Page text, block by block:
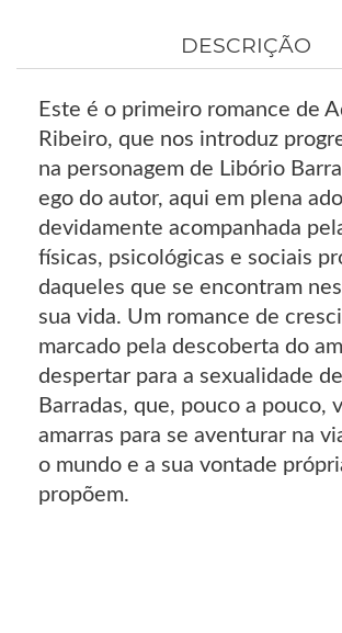
DESCRIÇÃO
Este é o primeiro romance de
Ribeiro, que nos introduz
na personagem de Libório
ego do autor, aqui em plena
devidamente acompanhada
físicas, psicológicas e sociais
daqueles que se encontram
sua vida. Um romance de
marcado pela descoberta do
despertar para a sexualidade
Barradas, que, pouco a pouco,
amarras para se aventurar na
o mundo e a sua vontade
propõem.